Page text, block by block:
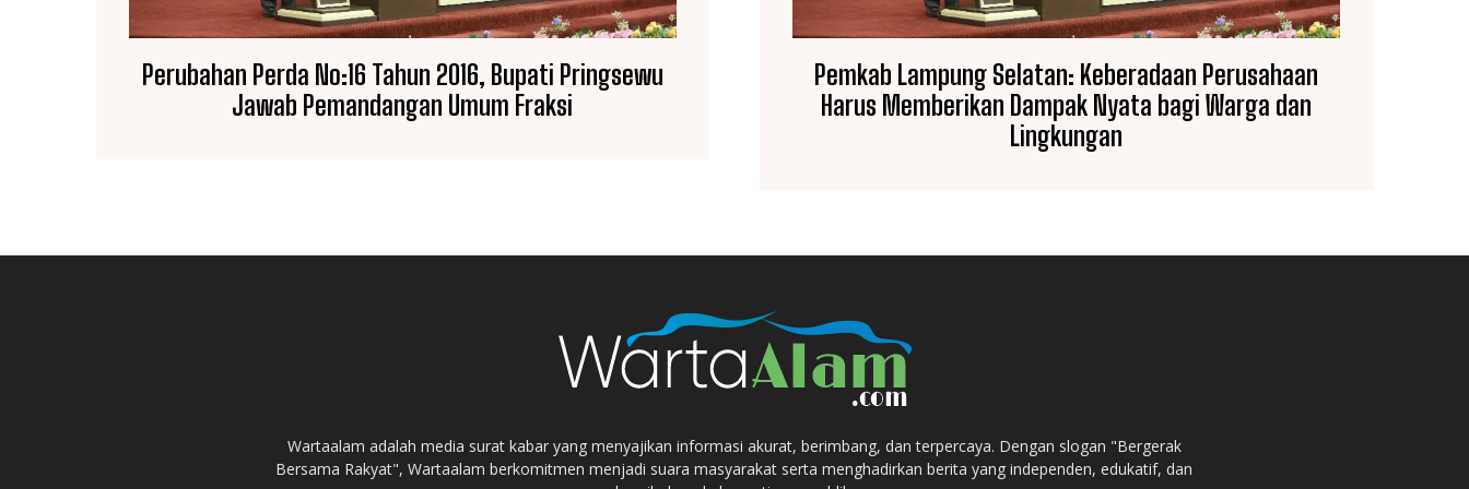
Perubahan Perda No:16 Tahun 2016, Bupati Pringsewu
Jawab Pemandangan Umum Fraksi
Pemkab Lampung Selatan: Keberadaan Perusahaan
Harus Memberikan Dampak Nyata bagi Warga dan
Lingkungan
Wartaalam adalah media surat kabar yang menyajikan informasi akurat, berimbang, dan terpercaya. Dengan slogan "Bergerak
Bersama Rakyat", Wartaalam berkomitmen menjadi suara masyarakat serta menghadirkan berita yang independen, edukatif, dan